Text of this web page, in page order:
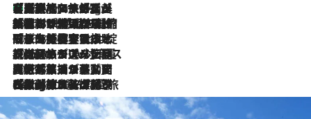
46 Minutes Ago
【厳選旅コスメ】「多機能アイテムがメイン！」旅好き美容エディターが選んだ夏旅ベストコスメを発表【Mサイズジップ】
2026.8.6
「荷物が増えるほど旅ストレスは増す」美容ジャーナリストがたどり着いた最終結論。“化粧品を劇的に減らす”感動の凝縮美容とは
2026.8.6
「旅先には金髪ウィッグを持参」日本と同じメイクでは損してる!? 美容ジャーナリストが提案する“掟破りの旅美容”とは
2026.8.6
【厳選旅コスメ】「身軽さ＆UV対策重視！」ヘアアーティストshucoが選んだ夏旅ベストコスメを発表【Mサイズジップ】
2026.8.5
【厳選旅コスメ】国内をあちこち移動する河井菜摘が選んだ夏旅ベストコスメ発表！「リラックスアイテムはマスト」【Mサイズジップ】
2026.8.4
【厳選旅コスメ】「紫外線＆乾燥対策しながらメイク感も！」ヘア＆メイクGeorgeが選んだ夏旅ベストコスメを発表！【Mサイズジップ】